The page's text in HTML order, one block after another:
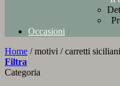
Occasioni
Home /motivi /carretti siciliani
Filtra
Categoria